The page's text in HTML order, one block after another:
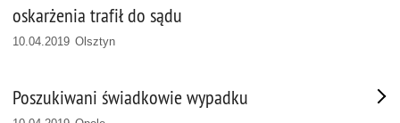
oskarżenia trafił do sądu
10.04.2019 Olsztyn
Poszukiwani świadkowie wypadku